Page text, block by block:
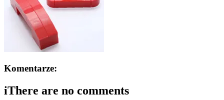
Komentarze:
iThere are no comments